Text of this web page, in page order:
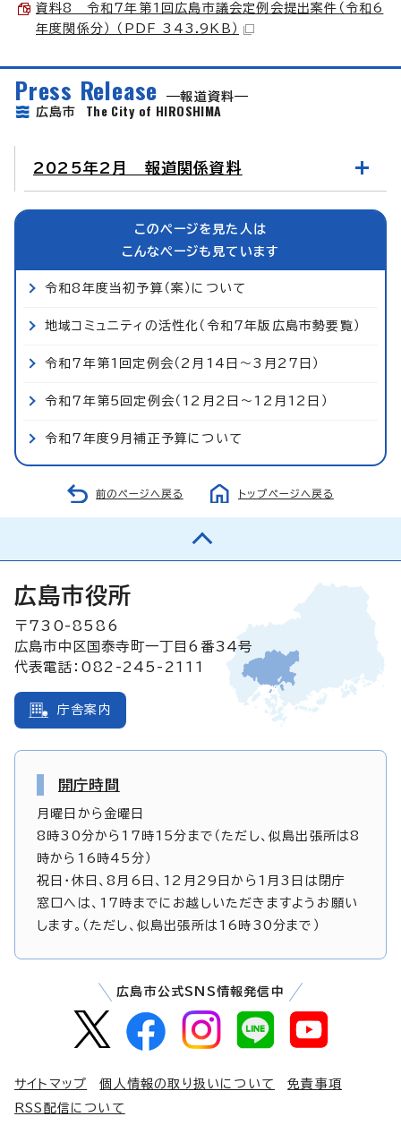
資料8 令和7年第1回広島市議会定例会提出案件（令和6
年度関係分） （PDF 343.9KB）
Press Release
報道資料
広島市 The City of HIROSHIMA
2025年2月 報道関係資料
このページを見た人は
こんなページも見ています
令和8年度当初予算（案）について
地域コミュニティの活性化（令和7年版広島市勢要覧）
令和7年第1回定例会（2月14日～3月27日）
令和7年第5回定例会（12月2日～12月12日）
令和7年度9月補正予算について
前のページへ戻る トップページへ戻る
広島市役所
〒730-8586
広島市中区国泰寺町一丁目6番34号
代表電話：082-245-2111
庁舎案内
開庁時間
月曜日から金曜日
8時30分から17時15分まで（ただし、似島出張所は8
時から16時45分）
祝日・休日、8月6日、12月29日から1月3日は閉庁
窓口へは、17時までにお越しいただきますようお願い
します。（ただし、似島出張所は16時30分まで）
広島市公式SNS情報発信中
サイトマップ 個人情報の取り扱いについて
免責事項
RSS配信について